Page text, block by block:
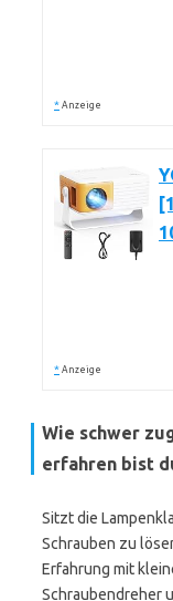
* Anzeige
* Anzeige
Wie schwer
erfahren bist
Sitzt die
Schrauben zu
Erfahrung mit
Schraubendreher